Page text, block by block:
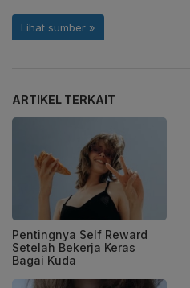
ARTIKEL TERKAIT
Pentingnya Self Reward
Setelah Bekerja Keras
Bagai Kuda